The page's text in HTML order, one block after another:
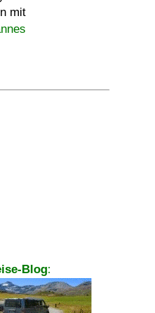
mit
Blog: